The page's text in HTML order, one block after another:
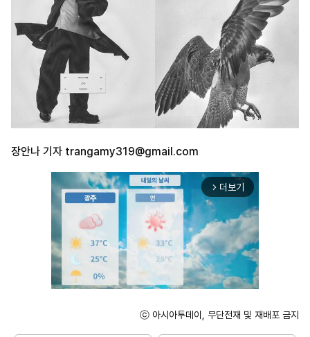
장안나 기자 trangamy319@gmail.com
arrow_forward_ios 더보기
ⓒ 아시아투데이, 무단전재 및 재배포 금지